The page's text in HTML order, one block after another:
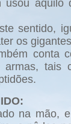
usou aquilo
sentido,
os
conta
tais
na mão,